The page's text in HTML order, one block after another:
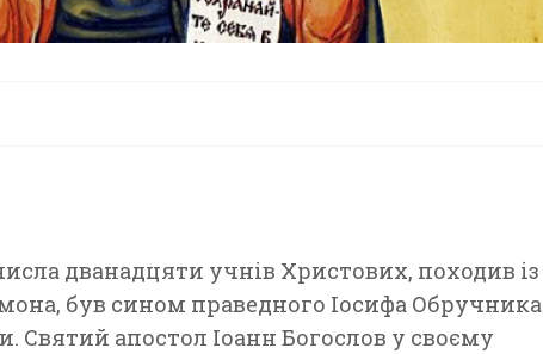
дванадцяти учнів Христових, походив із
був сином праведного Іосифа Обручника
Святий апостол Іоанн Богослов у своєму